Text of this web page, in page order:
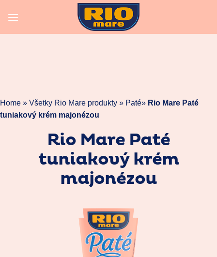
Home » Všetky Rio Mare produkty » Paté» Rio Mare Paté
tuniakový krém majonézou
Rio Mare Paté
tuniakový krém
majonézou